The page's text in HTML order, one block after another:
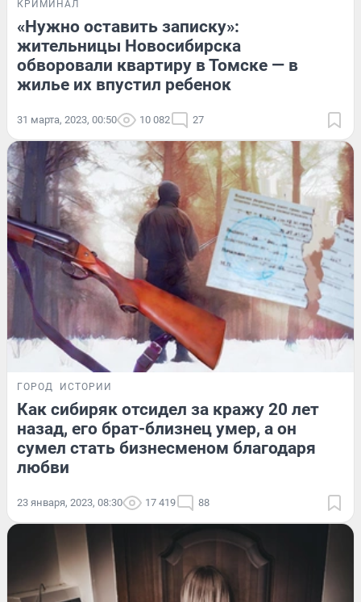
КРИМИНАЛ
«Нужно оставить записку»:
жительницы Новосибирска
обворовали квартиру в Томске — в
жилье их впустил ребенок
31 марта, 2023, 00:50 10 082 27
ГОРОД ИСТОРИИ
Как сибиряк отсидел за кражу 20 лет
назад, его брат-близнец умер, а он
сумел стать бизнесменом благодаря
любви
23 января, 2023, 08:30 17 419 88